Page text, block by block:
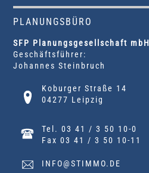
PLANUNGSBÜRO
SFP Planungsgesellschaft mbH
Geschäftsführer:
Johannes Steinbruch
Koburger Straße 14
04277 Leipzig
Tel. 03 41 / 3 50 10-0
Fax 03 41 / 3 50 10-11
INFO@STIMMO.DE